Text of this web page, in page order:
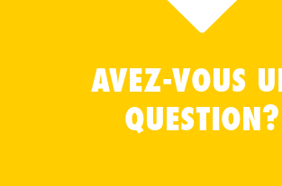
AVEZ-VOUS
QUESTION?